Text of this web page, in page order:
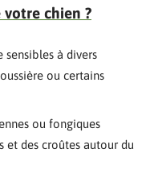
chien ?
sensibles à divers
ou certains
ou fongiques
et des croûtes autour du